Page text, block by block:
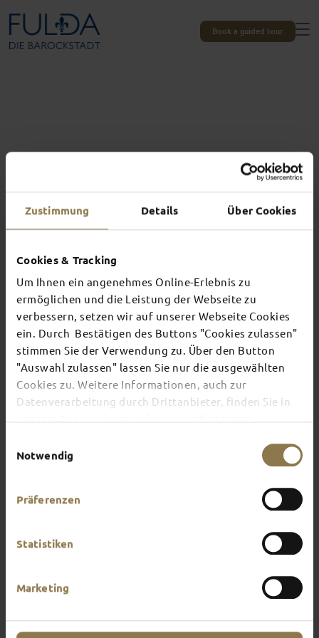
Zustimmung Details Über Cookies
Cookies & Tracking
Um Ihnen ein angenehmes Online-Erlebnis zu
ermöglichen und die Leistung der Webseite zu
verbessern, setzen wir auf unserer Webseite Cookies
ein. Durch Bestätigen des Buttons "Cookies zulassen"
stimmen Sie der Verwendung zu. Über den Button
"Auswahl zulassen" lassen Sie nur die ausgewählten
Cookies zu. Weitere Informationen, auch zur
Datenverarbeitung durch Drittanbieter, finden Sie in
Notwendig
Präferenzen
Statistiken
Marketing
Book a guided tour
Experiences unique to Fulda
TOP EVENTS
There's always something going on in Fulda:
whether it's a concert, a musical, a fun-filled
guided tour or a theatre performance – this is the